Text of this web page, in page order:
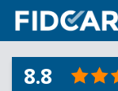
8.8